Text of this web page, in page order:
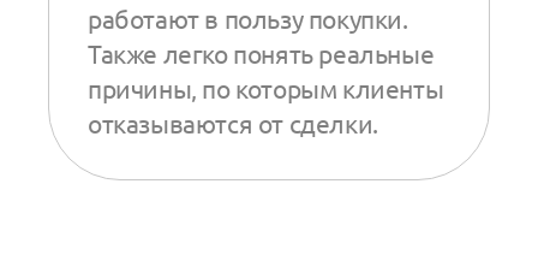
работают в пользу покупки.
Также легко понять реальные
причины, по которым клиенты
отказываются от сделки.